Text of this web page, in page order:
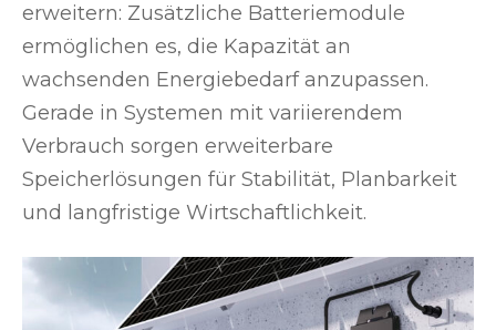
erweitern: Zusätzliche Batteriemodule
ermöglichen es, die Kapazität an
wachsenden Energiebedarf anzupassen.
Gerade in Systemen mit variierendem
Verbrauch sorgen erweiterbare
Speicherlösungen für Stabilität, Planbarkeit
und langfristige Wirtschaftlichkeit.